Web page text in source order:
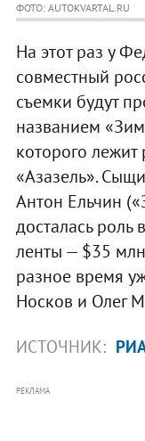
ФОТО: AUTOKVARTAL.RU
На этот раз у
совместный
съемки будут
названием
которого
«Азазель».
Антон Ельчин
досталась
ленты — $35
разное время
Носков и Олег
ИСТОЧНИК:
РЕКЛАМА